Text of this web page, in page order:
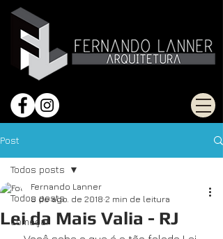
Post
Todos posts
Começar
Todos posts
Lei da Mais Valia - RJ
Fernando Lanner
8 de ago. de 2018 2 min de leitura